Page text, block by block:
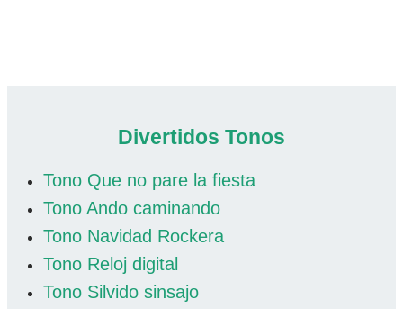
Divertidos Tonos
Tono Que no pare la fiesta
Tono Ando caminando
Tono Navidad Rockera
Tono Reloj digital
Tono Silvido sinsajo